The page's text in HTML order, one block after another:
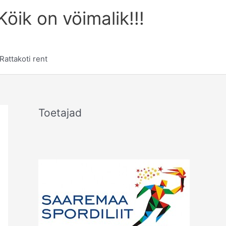
on vöimalik!!!
Rattakoti rent
Toetajad